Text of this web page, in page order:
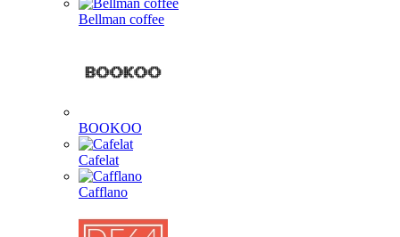
Bellman coffee
BOOKOO
Cafelat
Cafflano